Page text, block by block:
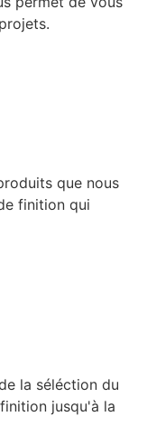
que nous
finition qui
la séléction du
jusqu'à la